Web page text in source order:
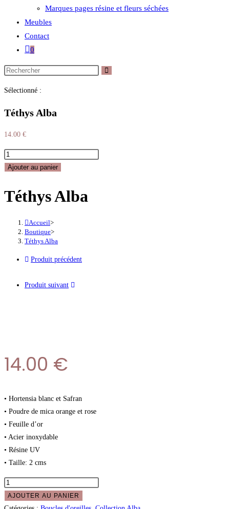
Marques pages résine et fleurs séchées
Meubles
Contact
0
Sélectionné :
Téthys Alba
14.00 €
Ajouter au panier
Téthys Alba
Accueil>
Boutique>
Téthys Alba
Produit précédent
Produit suivant
14.00 €
• Hortensia blanc et Safran
• Poudre de mica orange et rose
• Feuille d’or
• Acier inoxydable
• Résine UV
• Taille: 2 cms
AJOUTER AU PANIER